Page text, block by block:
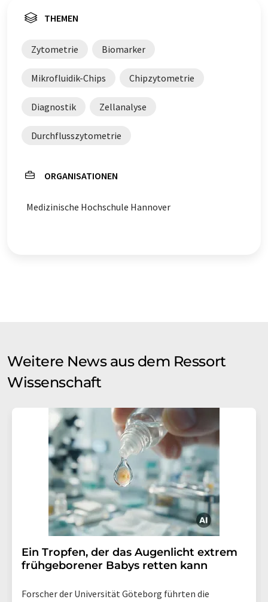
THEMEN
Zytometrie Biomarker
Mikrofluidik-Chips Chipzytometrie
Diagnostik Zellanalyse
Durchflusszytometrie
ORGANISATIONEN
Medizinische Hochschule Hannover
Weitere News aus dem Ressort
Wissenschaft
Ein Tropfen, der das Augenlicht extrem
frühgeborener Babys retten kann
Forscher der Universität Göteborg führten die